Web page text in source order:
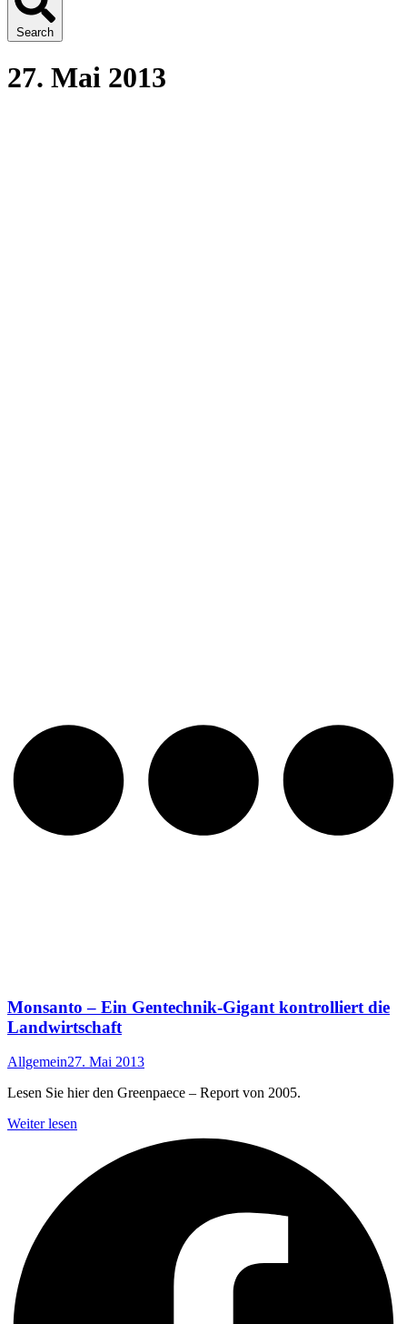
Search
27. Mai 2013
Monsanto – Ein Gentechnik-Gigant kontrolliert die
Landwirtschaft
Allgemein27. Mai 2013
Lesen Sie hier den Greenpaece – Report von 2005.
Weiter lesen